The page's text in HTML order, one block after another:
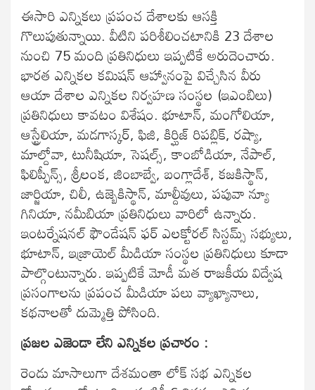
ఈసారి ఎన్నికలు ప్రపంచ దేశాలకు ఆసక్తి
గొలుపుతున్నాయి. వీటిని పరిశీలించటానికి 23 దేశాల
నుంచి 75 మంది ప్రతినిధులు ఇప్పటికే అరుదెంచారు.
భారత ఎన్నికల కమిషన్‌ ఆహ్వానంపై విచ్చేసిన వీరు
ఆయా దేశాల ఎన్నికల నిర్వహణ సంస్థల (ఇఎంబిలు)
ప్రతినిధులు కావటం విశేషం. భూటాన్‌, మంగోలియా,
ఆస్ట్రేలియా, మడగాస్కర్‌, ఫిజి, కిర్ఘిజ్‌ రిపబ్లిక్‌, రష్యా,
మాల్దోవా, టునీషియా, సెషల్స్‌, కాంబోడియా, నేపాల్‌,
ఫిలిప్పీన్స్‌, శ్రీలంక, జింబాబ్వే, బంగ్లాదేశ్‌, కజకిస్థాన్‌,
జార్జియా, చిలీ, ఉజ్బెకిస్థాన్‌, మాల్దీవులు, పపువా న్యూ
గినియా, నమీబియా ప్రతినిధులు వారిలో ఉన్నారు.
ఇంటర్నేషనల్‌ ఫౌండేషన్‌ ఫర్‌ ఎలక్టోరల్‌ సిస్టమ్స్‌ సభ్యులు,
భూటాన్‌, ఇజ్రాయెల్‌ మీడియా సంస్థల ప్రతినిధులు కూడా
పాల్గొంటున్నారు. ఇప్పటికే మోడీ మత రాజకీయ విద్వేష
ప్రసంగాలను ప్రపంచ మీడియా పలు వ్యాఖ్యానాలు,
కథనాలతో దుమ్మెత్తి పోసింది.
ప్రజల ఎజెండా లేని ఎన్నికల ప్రచారం :
రెండు మాసాలుగా దేశమంతా లోక్ సభ ఎన్నికల